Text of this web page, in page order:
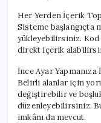
Her Yerden İçerik
Sisteme başlangıçta
yükleyebilirsiniz.
direkt içerik
İnce Ayar
Belirli alanlar için
değiştirebilir ve
düzenleyebilirsiniz.
imkânı da mevcut.